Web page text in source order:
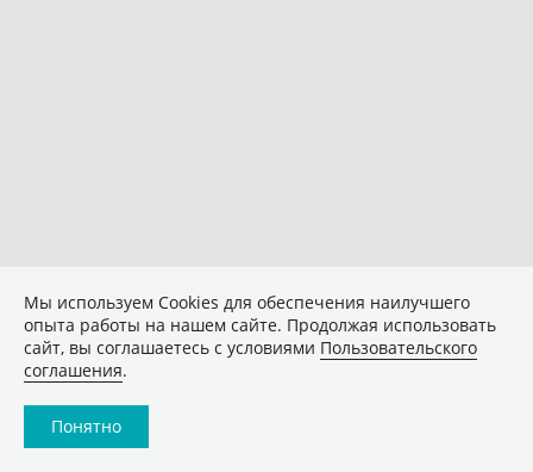
Мы используем Сookies для обеспечения наилучшего
опыта работы на нашем сайте. Продолжая использовать
сайт, вы соглашаетесь с условиями Пользовательского
соглашения.
Понятно